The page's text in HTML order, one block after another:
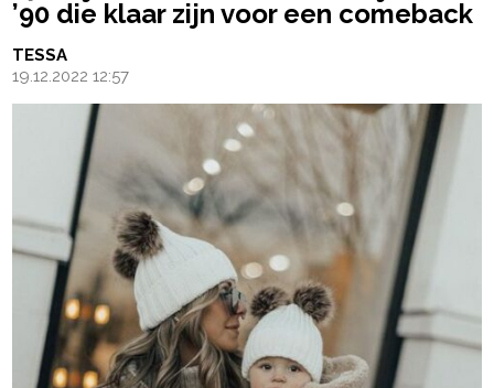
’90 die klaar zijn voor een comeback
TESSA
19.12.2022 12:57